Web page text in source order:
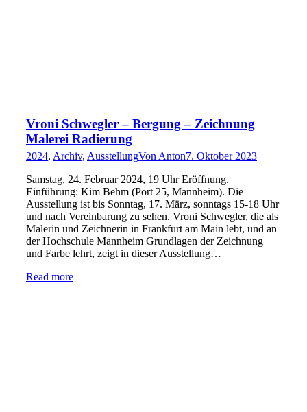
Vroni Schwegler – Bergung – Zeichnung
Malerei Radierung
2024, Archiv, AusstellungVon Anton7. Oktober 2023
Samstag, 24. Februar 2024, 19 Uhr Eröffnung.
Einführung: Kim Behm (Port 25, Mannheim). Die
Ausstellung ist bis Sonntag, 17. März, sonntags 15-18 Uhr
und nach Vereinbarung zu sehen. Vroni Schwegler, die als
Malerin und Zeichnerin in Frankfurt am Main lebt, und an
der Hochschule Mannheim Grundlagen der Zeichnung
und Farbe lehrt, zeigt in dieser Ausstellung…
Read more